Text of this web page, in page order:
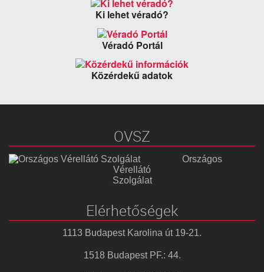
Ki lehet véradó?
Véradó Portál
Közérdekű adatok
OVSZ
Országos
Vérellátó
Szolgálat
Elérhetőségek
1113 Budapest Karolina út 19-21.
1518 Budapest PF.: 44.